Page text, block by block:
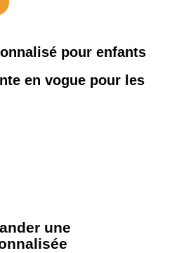
pour enfants
en vogue pour les
une